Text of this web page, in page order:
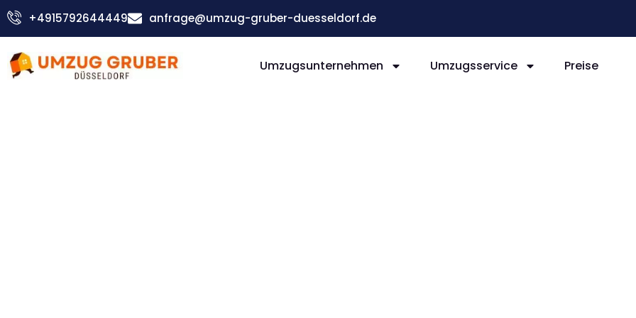
Zum
Inhalt
+4915792644449 anfrage@umzug-gruber-duesseldorf.de
Umzugsunternehmen Umzugsservice Preise